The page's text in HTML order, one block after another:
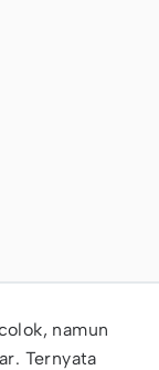
namun
Ternyata